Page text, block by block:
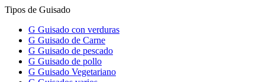
Tipos de Guisado
G Guisado con verduras
G Guisado de Carne
G Guisado de pescado
G Guisado de pollo
G Guisado Vegetariano